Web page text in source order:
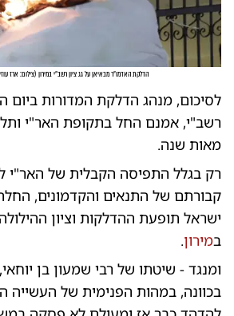
הדלקת האדמו"ר מבאיאן על גג ציון רשב"י במירון (צילום: ארז
לסיכום, מנהג הדלקת המדורות ביום
רשב"י, אמנם החל בתקופת האר"י
מאות שנה.
רק בגלל התפיסה הקבלית של האר"י
קבורתם של התנאים והקדמונים,
ישראל תופעת ההדלקות וציון
במירון.
ומנגד - שיטתו של רבי שמעון בן
בכוונה, במהות הפנימית של העשייה